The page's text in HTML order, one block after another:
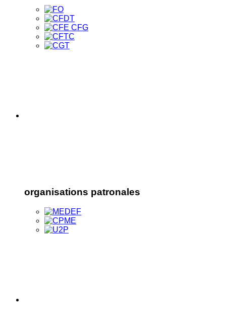
organisations patronales